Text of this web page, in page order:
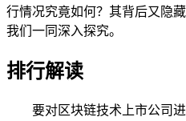
行情况究竟如何？其背后又隐
我们一同深入探究。
排行解读
要对区块链技术上市公司